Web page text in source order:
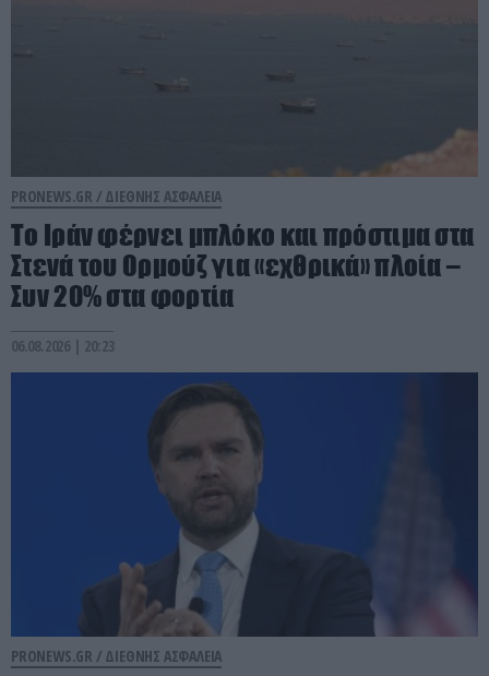
PRONEWS.GR / ΔΙΕΘΝΗΣ ΑΣΦΑΛΕΙΑ
Το Ιράν φέρνει μπλόκο και πρόστιμα στα
Στενά του Ορμούζ για «εχθρικά» πλοία –
Συν 20% στα φορτία
06.08.2026 | 20:23
PRONEWS.GR / ΔΙΕΘΝΗΣ ΑΣΦΑΛΕΙΑ